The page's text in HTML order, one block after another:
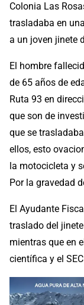
Colonia Las
trasladaba en
a un joven jinete
El hombre
de 65 años de
Ruta 93 en
que son de
que se
ellos, esto
la motocicleta y
Por la gravedad
El Ayudante
traslado del
mientras que en
científica y el